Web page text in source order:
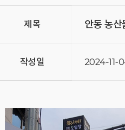
제목 안동 농산
작성일 2024-11-